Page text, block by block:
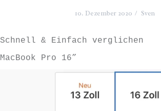
10. Dezember 2020 Sven
Schnell & Einfach verglichen
MacBook Pro 16”